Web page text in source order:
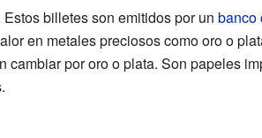
billetes son emitidos por un banco
en metales preciosos como oro o
por oro o plata. Son papeles